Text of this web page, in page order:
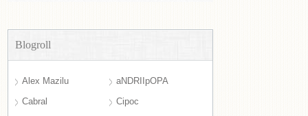
Blogroll
Alex Mazilu
aNDRIIpOPA
Cabral
Cipoc